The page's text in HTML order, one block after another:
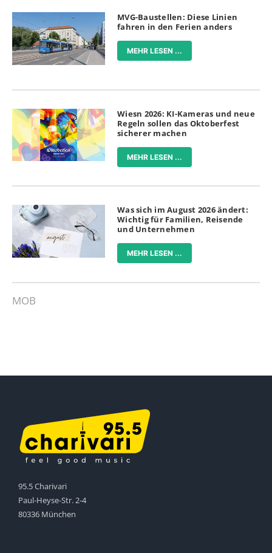
MVG-Baustellen: Diese Linien
fahren in den Ferien anders
MEHR LESEN ...
Wiesn 2026: KI-Kameras und neue
Regeln sollen das Oktoberfest
sicherer machen
MEHR LESEN ...
Was sich im August 2026 ändert:
Wichtig für Familien, Reisende
und Unternehmen
MEHR LESEN ...
MOB
95.5 Charivari
Paul-Heyse-Str. 2-4
80336 München